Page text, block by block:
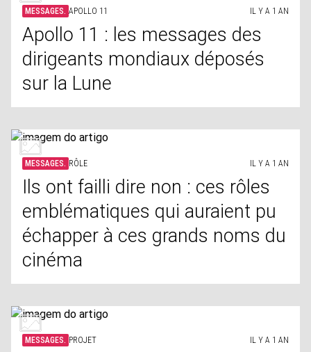
MESSAGES. APOLLO 11 IL Y A 1 AN
Apollo 11 : les messages des
dirigeants mondiaux déposés
sur la Lune
MESSAGES. RÔLE IL Y A 1 AN
Ils ont failli dire non : ces rôles
emblématiques qui auraient pu
échapper à ces grands noms du
cinéma
MESSAGES. PROJET IL Y A 1 AN